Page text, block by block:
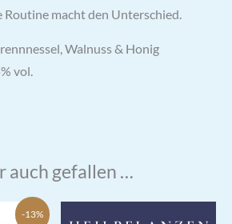
Routine macht den Unterschied.
Walnuss & Honig
vol.
auch gefallen …
-13%